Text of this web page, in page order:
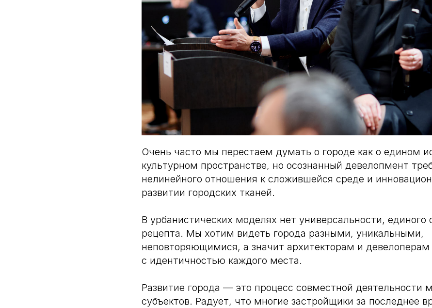
Очень часто мы перестаем думать о городе как о едином
культурном пространстве, но осознанный девелопмент
нелинейного отношения к сложившейся среде и
развитии городских тканей.
В урбанистических моделях нет универсальности, единого
рецепта. Мы хотим видеть города разными, уникальными,
неповторяющимися, а значит архитекторам и девелоперам
с идентичностью каждого места.
Развитие города — это процесс совместной деятельности
субъектов. Радует, что многие застройщики за последнее